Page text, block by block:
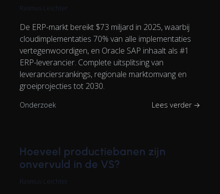
Rasmus Leichter
De ERP-markt bereikt $73 miljard in 2025, waarbij
cloudimplementaties 70% van alle implementaties
vertegenwoordigen, en Oracle SAP inhaalt als #1
ERP-leverancier. Complete uitsplitsing van
leveranciersrankings, regionale marktomvang en
groeiprojecties tot 2030.
Onderzoek Lees verder →
Hoeveel productiebanen zijn
onvervuld in de VS?
Rasmus Leichter